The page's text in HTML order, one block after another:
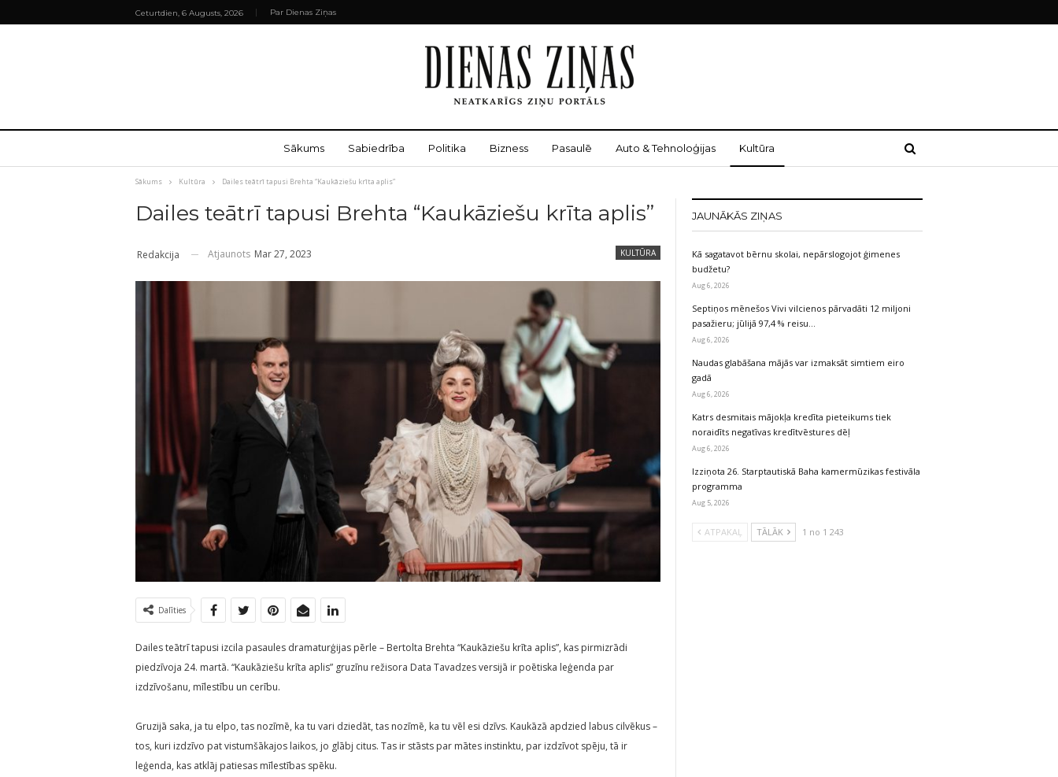
Ceturtdien, 6 Augusts, 2026 Par Dienas Ziņas
Sākums Sabiedrība Politika Bizness Pasaulē Auto & Tehnoloģijas Kultūra
Sākums Kultūra Dailes teātrī tapusi Brehta “Kaukāziešu krīta aplis”
Dailes teātrī tapusi Brehta “Kaukāziešu krīta aplis”
KULTŪRA
Redakcija Atjaunots Mar 27, 2023
Dalīties
Dailes teātrī tapusi izcila pasaules dramaturģijas pērle – Bertolta Brehta “Kaukāziešu krīta aplis”, kas pirmizrādi
piedzīvoja 24. martā. “Kaukāziešu krīta aplis” gruzīnu režisora Data Tavadzes versijā ir poētiska leģenda par
izdzīvošanu, mīlestību un cerību.
Gruzijā saka, ja tu elpo, tas nozīmē, ka tu vari dziedāt, tas nozīmē, ka tu vēl esi dzīvs. Kaukāzā apdzied labus cilvēkus –
tos, kuri izdzīvo pat vistumšākajos laikos, jo glābj citus. Tas ir stāsts par mātes instinktu, par izdzīvot spēju, tā ir
leģenda, kas atklāj patiesas mīlestības spēku.
JAUNĀKĀS ZIŅAS
Kā sagatavot bērnu skolai, nepārslogojot ģimenes
budžetu?
Aug 6, 2026
Septiņos mēnešos Vivi vilcienos pārvadāti 12 miljoni
pasažieru; jūlijā 97,4 % reisu…
Aug 6, 2026
Naudas glabāšana mājās var izmaksāt simtiem eiro
gadā
Aug 6, 2026
Katrs desmitais mājokļa kredīta pieteikums tiek
noraidīts negatīvas kredītvēstures dēļ
Aug 6, 2026
Izziņota 26. Starptautiskā Baha kamermūzikas festivāla
programma
Aug 5, 2026
ATPAKAĻ TĀLĀK 1 no 1 243